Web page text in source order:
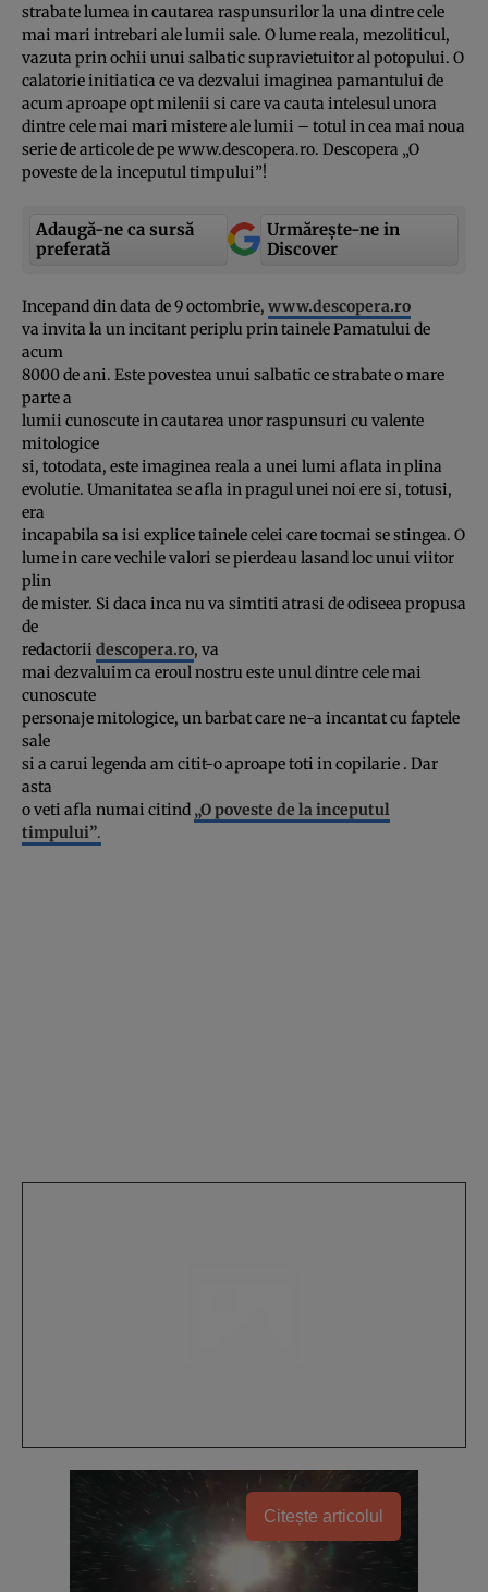
strabate lumea in cautarea raspunsurilor la una dintre cele
mai mari intrebari ale lumii sale. O lume reala, mezoliticul,
vazuta prin ochii unui salbatic supravietuitor al potopului. O
calatorie initiatica ce va dezvalui imaginea pamantului de
acum aproape opt milenii si care va cauta intelesul unora
dintre cele mai mari mistere ale lumii – totul in cea mai noua
serie de articole de pe www.descopera.ro. Descopera „O
poveste de la inceputul timpului”!
Adaugă-ne ca sursă
preferată
Urmărește-ne in
Discover
Incepand din data de 9 octombrie, www.descopera.ro
va invita la un incitant periplu prin tainele Pamatului de
acum
8000 de ani. Este povestea unui salbatic ce strabate o mare
parte a
lumii cunoscute in cautarea unor raspunsuri cu valente
mitologice
si, totodata, este imaginea reala a unei lumi aflata in plina
evolutie. Umanitatea se afla in pragul unei noi ere si, totusi,
era
incapabila sa isi explice tainele celei care tocmai se stingea. O
lume in care vechile valori se pierdeau lasand loc unui viitor
plin
de mister. Si daca inca nu va simtiti atrasi de odiseea propusa
de
redactorii descopera.ro, va
mai dezvaluim ca eroul nostru este unul dintre cele mai
cunoscute
personaje mitologice, un barbat care ne-a incantat cu faptele
sale
si a carui legenda am citit-o aproape toti in copilarie . Dar
asta
o veti afla numai citind „O poveste de la inceputul
timpului”.
Citește articolul